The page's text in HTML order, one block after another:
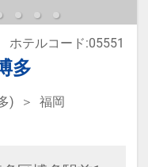
閲覧時と予約
があります。
さい。
ス 14：00～
多
ホテルコード:05551
)
福岡